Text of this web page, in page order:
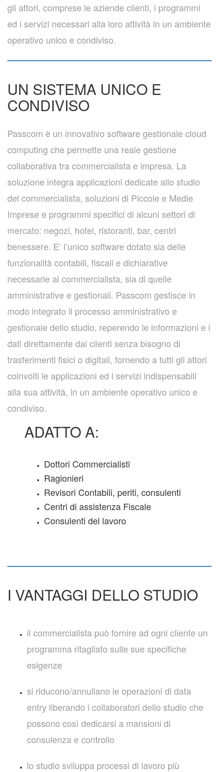
gli attori, comprese le aziende clienti, i programmi
ed i servizi necessari alla loro attività in un ambiente
operativo unico e condiviso.
UN SISTEMA UNICO E
CONDIVISO
Passcom è un innovativo software gestionale cloud
computing che permette una reale gestione
collaborativa tra commercialista e impresa. La
soluzione integra applicazioni dedicate allo studio
del commercialista, soluzioni di Piccole e Medie
Imprese e programmi specifici di alcuni settori di
mercato: negozi, hotel, ristoranti, bar, centri
benessere. E’ l’unico software dotato sia delle
funzionalità contabili, fiscali e dichiarative
necessarie al commercialista, sia di quelle
amministrative e gestionali. Passcom gestisce in
modo integrato il processo amministrativo e
gestionale dello studio, reperendo le informazioni e i
dati direttamente dai clienti senza bisogno di
trasferimenti fisici o digitali, fornendo a tutti gli attori
coinvolti le applicazioni ed i servizi indispensabili
alla sua attività, in un ambiente operativo unico e
condiviso.
ADATTO A:
Dottori Commercialisti
Ragionieri
Revisori Contabili, periti, consulenti
Centri di assistenza Fiscale
Consulenti del lavoro
I VANTAGGI DELLO STUDIO
il commercialista può fornire ad ogni cliente un
programma ritagliato sulle sue specifiche
esigenze
si riducono/annullano le operazioni di data
entry liberando i collaboratori dello studio che
possono così dedicarsi a mansioni di
consulenza e controllo
lo studio sviluppa processi di lavoro più